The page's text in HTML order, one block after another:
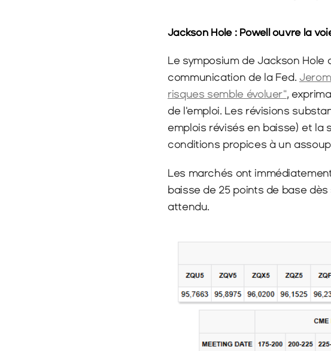
Jackson Hole : Powell ouvre la
Le symposium de Jackson
communication de la Fed.
risques semble évoluer",
de l'emploi. Les révisions
emplois révisés en baisse) et la
conditions propices à un
Les marchés ont
baisse de 25 points de base
attendu.